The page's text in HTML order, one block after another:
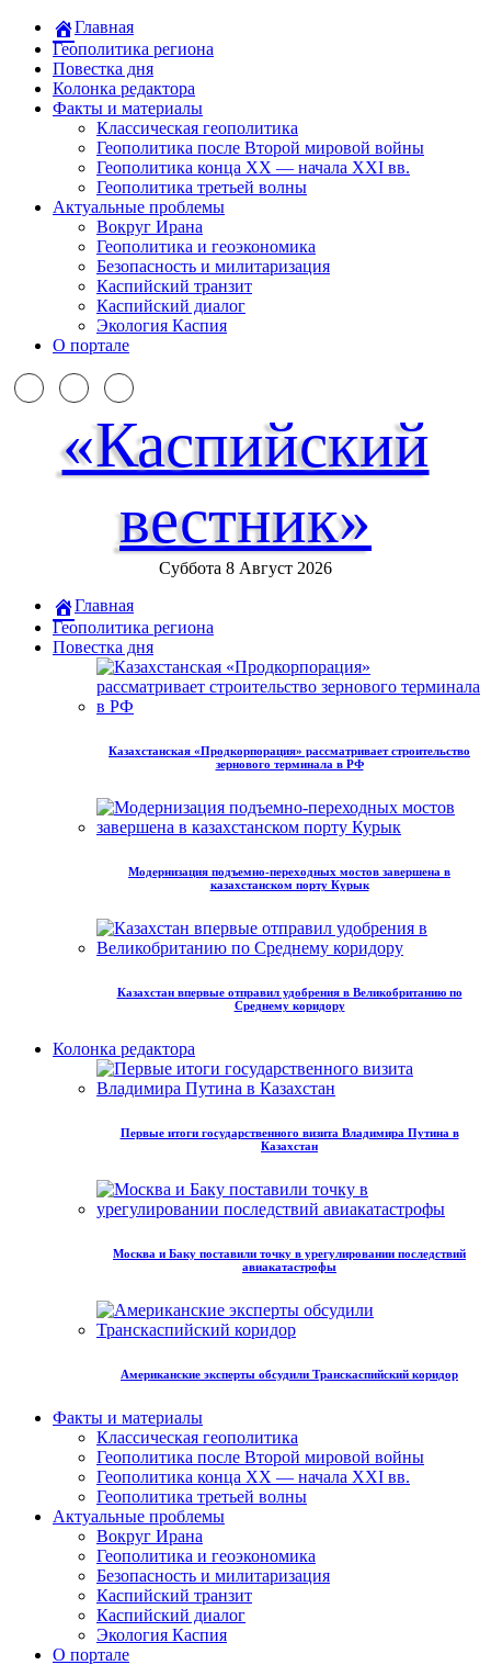
Главная
Геополитика региона
Повестка дня
Колонка редактора
Факты и материалы
Классическая геополитика
Геополитика после Второй мировой войны
Геополитика конца XX — начала XXI вв.
Геополитика третьей волны
Актуальные проблемы
Вокруг Ирана
Геополитика и геоэкономика
Безопасность и милитаризация
Каспийский транзит
Каспийский диалог
Экология Каспия
О портале
«Каспийский
вестник»
Суббота 8 Август 2026
Главная
Геополитика региона
Повестка дня
Казахстанская «Продкорпорация» рассматривает строительство
зернового терминала в РФ
Модернизация подъемно-переходных мостов завершена в
казахстанском порту Курык
Казахстан впервые отправил удобрения в Великобританию по
Среднему коридору
Колонка редактора
Первые итоги государственного визита Владимира Путина в
Казахстан
Москва и Баку поставили точку в урегулировании последствий
авиакатастрофы
Американские эксперты обсудили Транскаспийский коридор
Факты и материалы
Классическая геополитика
Геополитика после Второй мировой войны
Геополитика конца XX — начала XXI вв.
Геополитика третьей волны
Актуальные проблемы
Вокруг Ирана
Геополитика и геоэкономика
Безопасность и милитаризация
Каспийский транзит
Каспийский диалог
Экология Каспия
О портале